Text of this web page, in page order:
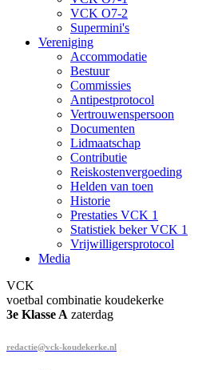
VCK O7-2
Supermini's
Vereniging
Accommodatie
Bestuur
Commissies
Antipestprotocol
Vertrouwenspersoon
Documenten
Lidmaatschap
Contributie
Reiskostenvergoeding
Helden van toen
Historie
Prestaties VCK 1
Statistiek beker VCK 1
Vrijwilligersprotocol
Media
VCK
voetbal combinatie koudekerke
3e Klasse A zaterdag
redactie@vck-koudekerke.nl